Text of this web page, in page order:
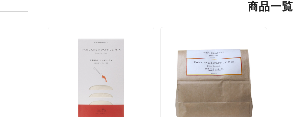
商品一覧